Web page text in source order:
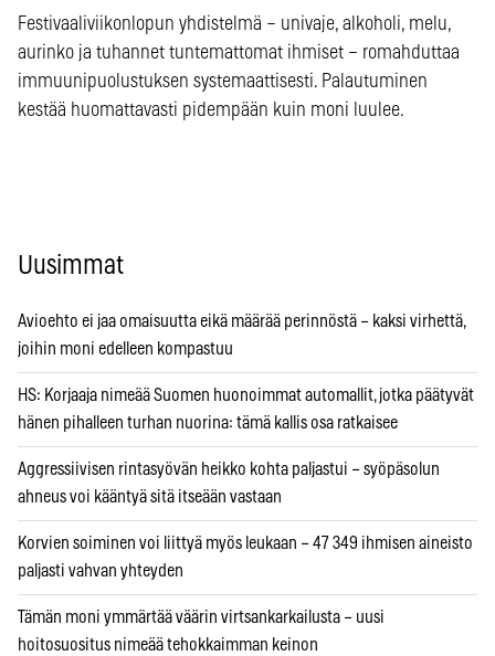
Festivaaliviikonlopun yhdistelmä – univaje, alkoholi, melu,
aurinko ja tuhannet tuntemattomat ihmiset – romahduttaa
immuunipuolustuksen systemaattisesti. Palautuminen
kestää huomattavasti pidempään kuin moni luulee.
Uusimmat
Avioehto ei jaa omaisuutta eikä määrää perinnöstä – kaksi virhettä,
joihin moni edelleen kompastuu
HS: Korjaaja nimeää Suomen huonoimmat automallit, jotka päätyvät
hänen pihalleen turhan nuorina: tämä kallis osa ratkaisee
Aggressiivisen rintasyövän heikko kohta paljastui – syöpäsolun
ahneus voi kääntyä sitä itseään vastaan
Korvien soiminen voi liittyä myös leukaan – 47 349 ihmisen aineisto
paljasti vahvan yhteyden
Tämän moni ymmärtää väärin virtsankarkailusta – uusi
hoitosuositus nimeää tehokkaimman keinon